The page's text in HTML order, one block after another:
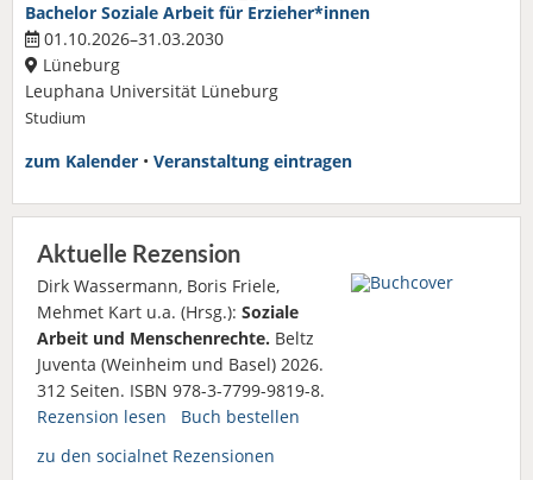
Bachelor Soziale Arbeit für Erzieher*innen
01.10.2026–31.03.2030
Lüneburg
Leuphana Universität Lüneburg
Studium
zum Kalender • Veranstaltung eintragen
Aktuelle Rezension
Dirk Wassermann, Boris Friele,
Mehmet Kart u.a. (Hrsg.): Soziale
Arbeit und Menschenrechte. Beltz
Juventa (Weinheim und Basel) 2026.
312 Seiten. ISBN 978-3-7799-9819-8.
Rezension lesen
Buch bestellen
zu den socialnet Rezensionen